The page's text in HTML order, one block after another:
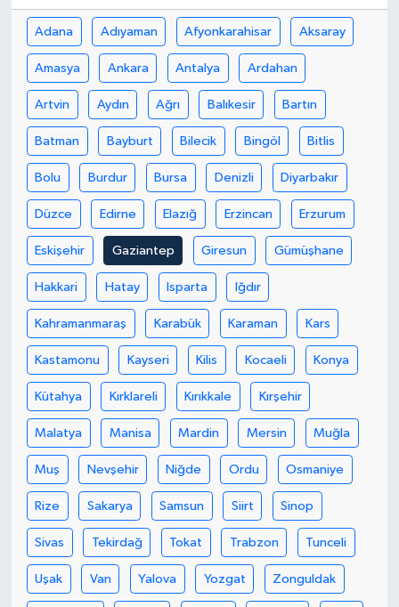
Adana Adıyaman Afyonkarahisar Aksaray
Amasya Ankara Antalya Ardahan
Artvin Aydın Ağrı Balıkesir Bartın
Batman Bayburt Bilecik Bingöl Bitlis
Bolu Burdur Bursa Denizli Diyarbakır
Düzce Edirne Elazığ Erzincan Erzurum
Eskişehir Gaziantep Giresun Gümüşhane
Hakkari Hatay Isparta Iğdır
Kahramanmaraş Karabük Karaman Kars
Kastamonu Kayseri Kilis Kocaeli Konya
Kütahya Kırklareli Kırıkkale Kırşehir
Malatya Manisa Mardin Mersin Muğla
Muş Nevşehir Niğde Ordu Osmaniye
Rize Sakarya Samsun Siirt Sinop
Sivas Tekirdağ Tokat Trabzon Tunceli
Uşak Van Yalova Yozgat Zonguldak